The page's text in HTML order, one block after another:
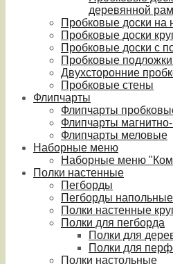
деревянной
Пробковые доски на
Пробковые доски
Пробковые доски с
Пробковые
Двухсторонние
Пробковые стены
Флипчарты
Флипчарты
Флипчарты
Флипчарты меловые
Наборные меню
Наборные меню
Полки настенные
Пегборды
Пегборды напольные
Полки настенные
Полки для пегборда
Полки для
Полки для
Полки настольные